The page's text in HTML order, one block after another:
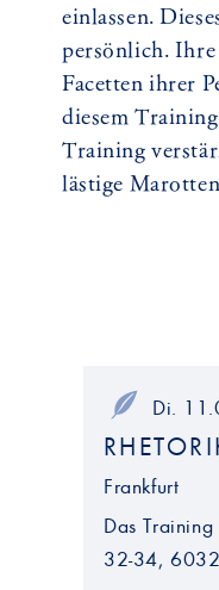
einlassen.
persönlich.
Facetten ihrer
diesem
Training
lästige
Di.
Frankfurt
Das
32-34,